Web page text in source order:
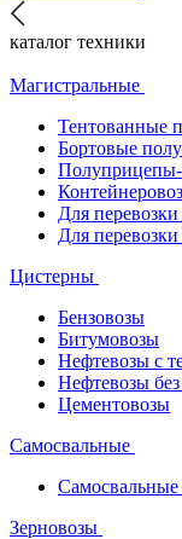
каталог техники
Магистральные
Тентованные
Бортовые
Для
Для
Цистерны
Бензовозы
Битумовозы
Нефтевозы с
Нефтевозы
Цементовозы
Самосвальные
Зерновозы